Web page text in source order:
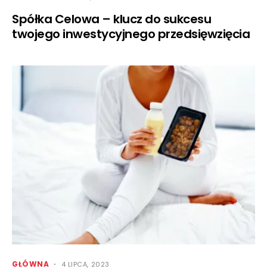
Spółka Celowa – klucz do sukcesu
twojego inwestycyjnego przedsięwzięcia
GŁÓWNA 4 LIPCA, 2023